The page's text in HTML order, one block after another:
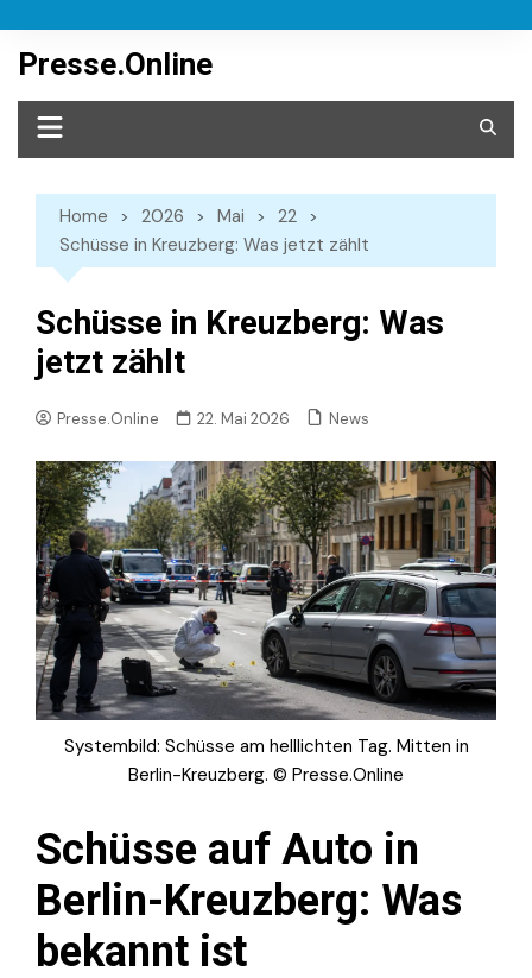
content
Presse.Online
Home 2026 Mai
22
Schüsse in Kreuzberg: Was jetzt zählt
Schüsse in Kreuzberg: Was
jetzt zählt
Presse.Online 22. Mai 2026 News
Systembild: Schüsse am helllichten Tag. Mitten in
Berlin-Kreuzberg. © Presse.Online
Schüsse auf Auto in
Berlin-Kreuzberg: Was
bekannt ist